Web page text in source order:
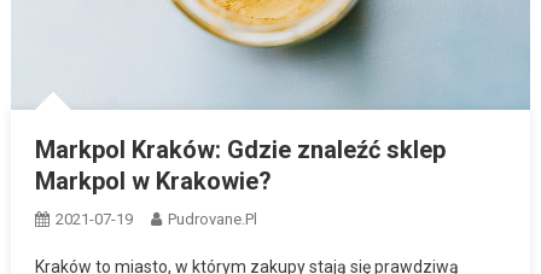
Markpol Kraków: Gdzie znaleźć sklep
Markpol w Krakowie?
2021-07-19 Pudrovane.pl
Kraków to miasto, w którym zakupy stają się prawdziwą